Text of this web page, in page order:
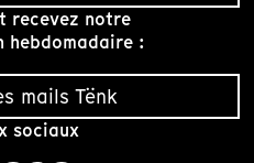
recevez notre
hebdomadaire :
mails Tënk
sociaux